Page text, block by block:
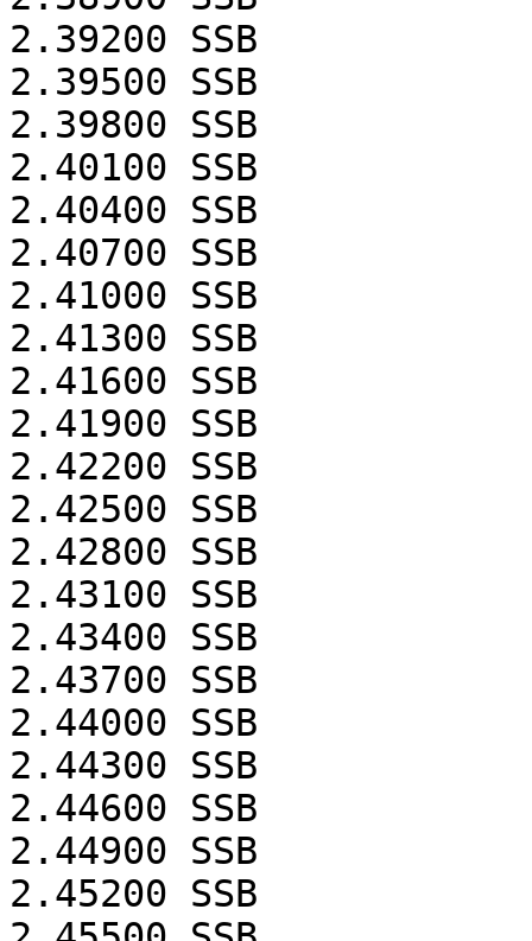
2.39200
SSB
2.39500
SSB
2.39800
SSB
2.40100
SSB
2.40400
SSB
2.40700
SSB
2.41000
SSB
2.41300
SSB
2.41600
SSB
2.41900
SSB
2.42200
SSB
2.42500
SSB
2.42800
SSB
2.43100
SSB
2.43400
SSB
2.43700
SSB
2.44000
SSB
2.44300
SSB
2.44600
SSB
2.44900
SSB
2.45200
SSB